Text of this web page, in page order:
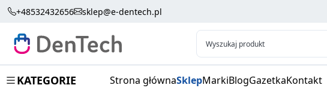
+48532432656 sklep@e-dentech.pl
Wyszukaj produkt
KATEGORIE Strona głównaSklepMarkiBlogGazetkaKontakt
NEO SPECTRA LV COMPULE 16X0.25G